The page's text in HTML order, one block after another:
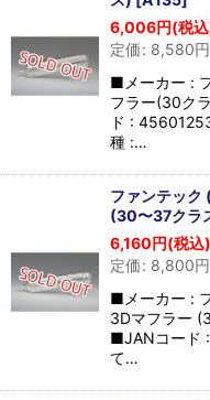
6,006円(税
定価: 8,580円
■メーカー :
フラー(30ク
ド :
種 :…
ファンテッ
(30〜37クラ
6,160円(税込)
定価: 8,800円
■メーカー :
3Dマフラー
■JANコード
て…